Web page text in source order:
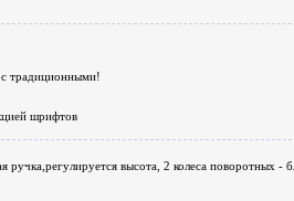
традиционными!
шрифтов
ручка,регулируется высота, 2 колеса поворотных